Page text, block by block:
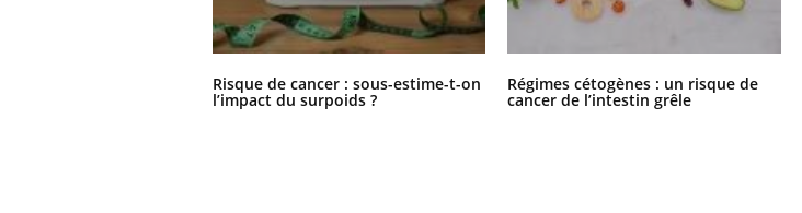
Risque de cancer : sous-estime-t-on
l’impact du surpoids ?
Régimes cétogènes : un risque de
cancer de l’intestin grêle